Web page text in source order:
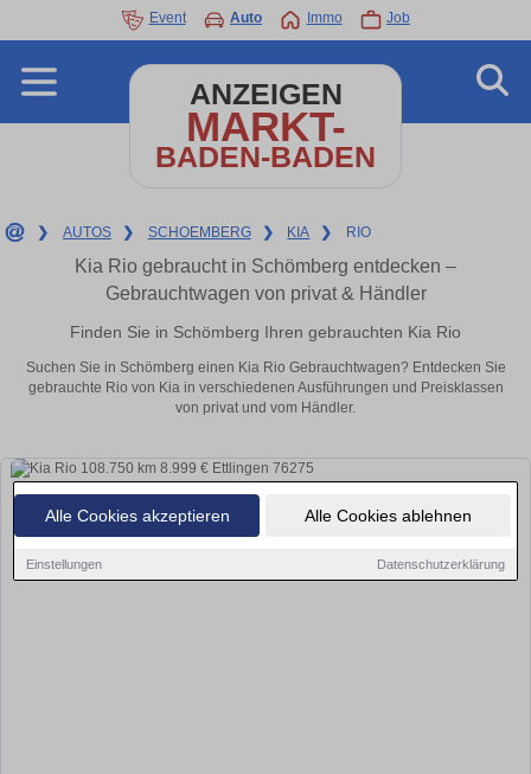
Alle Cookies akzeptieren Alle Cookies ablehnen
Einstellungen Datenschutzerklärung
Event Auto Immo Job
ANZEIGEN
MARKT-
BADEN-BADEN
❯ AUTOS ❯ SCHOEMBERG ❯ KIA ❯ RIO
Kia Rio gebraucht in Schömberg entdecken –
Gebrauchtwagen von privat & Händler
Finden Sie in Schömberg Ihren gebrauchten Kia Rio
Suchen Sie in Schömberg einen Kia Rio Gebrauchtwagen? Entdecken Sie
gebrauchte Rio von Kia in verschiedenen Ausführungen und Preisklassen
von privat und vom Händler.